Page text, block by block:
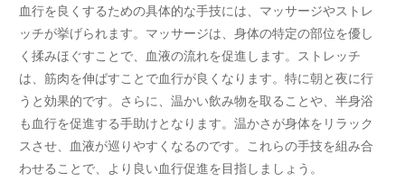
血行を良くするための具体的な手技には、マッサージやストレ
ッチが挙げられます。マッサージは、身体の特定の部位を優し
く揉みほぐすことで、血液の流れを促進します。ストレッチ
は、筋肉を伸ばすことで血行が良くなります。特に朝と夜に行
うと効果的です。さらに、温かい飲み物を取ることや、半身浴
も血行を促進する手助けとなります。温かさが身体をリラック
スさせ、血液が巡りやすくなるのです。これらの手技を組み合
わせることで、より良い血行促進を目指しましょう。